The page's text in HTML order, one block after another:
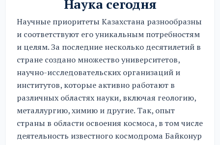
Наука сегодня
Научные приоритеты Казахстана разнообразны
и соответствуют его уникальным потребностям
и целям. За последние несколько десятилетий в
стране создано множество университетов,
научно-исследовательских организаций и
институтов, которые активно работают в
различных областях науки, включая геологию,
металлургию, химию и другие. Так, опыт
страны в области освоения космоса, в том числе
деятельность известного космодрома Байконур